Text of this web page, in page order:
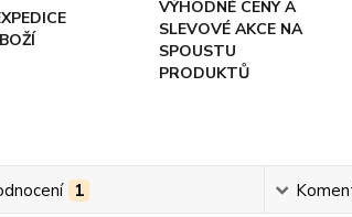
VÝHODNÉ CENY A
SLEVOVÉ AKCE NA
SPOUSTU
PRODUKTŮ
1